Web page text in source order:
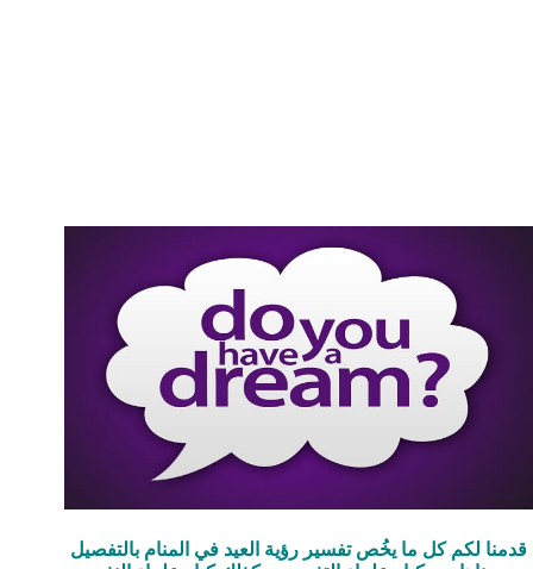
قدمنا لكم كل ما يخُص تفسير رؤية العيد في المنام بالتفصيل